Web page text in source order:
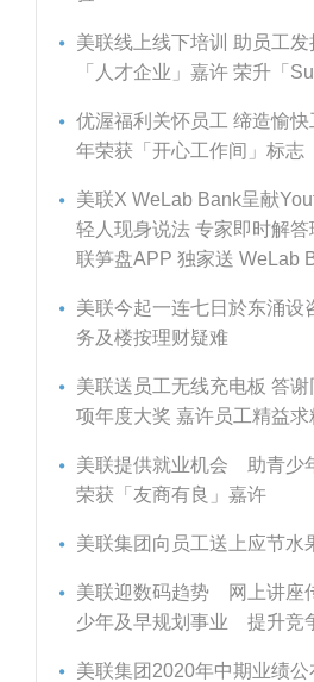
美联线上线下培训 助员工
「人才企业」嘉许 荣升「
优渥福利关怀员工 缔造愉
年荣获「开心工作间」标志
美联X WeLab Bank呈献
轻人现身说法 专家即时解
联笋盘APP 独家送 WeLab
美联今起一连七日於东涌设
务及楼按理财疑难
美联送员工无线充电板 答
项年度大奖 嘉许员工精益求
美联提供就业机会 助青少
荣获「友商有良」嘉许
美联集团向员工送上应节水
美联迎数码趋势 网上讲
少年及早规划事业 提升竞
美联集团2020年中期业绩